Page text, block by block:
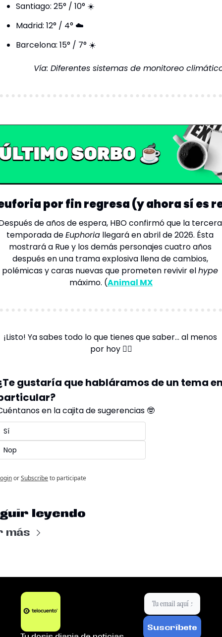
Santiago: 25° / 10° ☀️
Madrid: 12° / 4° ☁️
Barcelona: 15° / 7° ☀️
Vía: Diferentes sistemas de monitoreo
por fin regresa (y ahora sí es
de años de espera, HBO confirmó que la tercera
temporada de Euphoria llegará en abril de 2026. Ésta
mostrará a Rue y los demás personajes cuatro años
después en una trama explosiva llena de cambios,
polémicas y caras nuevas que prometen revivir el hype
máximo. (Animal MX
¡Listo! Ya sabes todo lo que tienes que saber… al menos
por hoy 😮‍💨
gustaría que habláramos de un tema
en la cajita de sugerencias 🤓
Sí
Nop
orSubscribeto participate
leyendo
más
Suscríbete